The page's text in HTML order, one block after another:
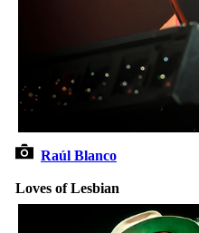
Raúl Blanco
Loves of Lesbian